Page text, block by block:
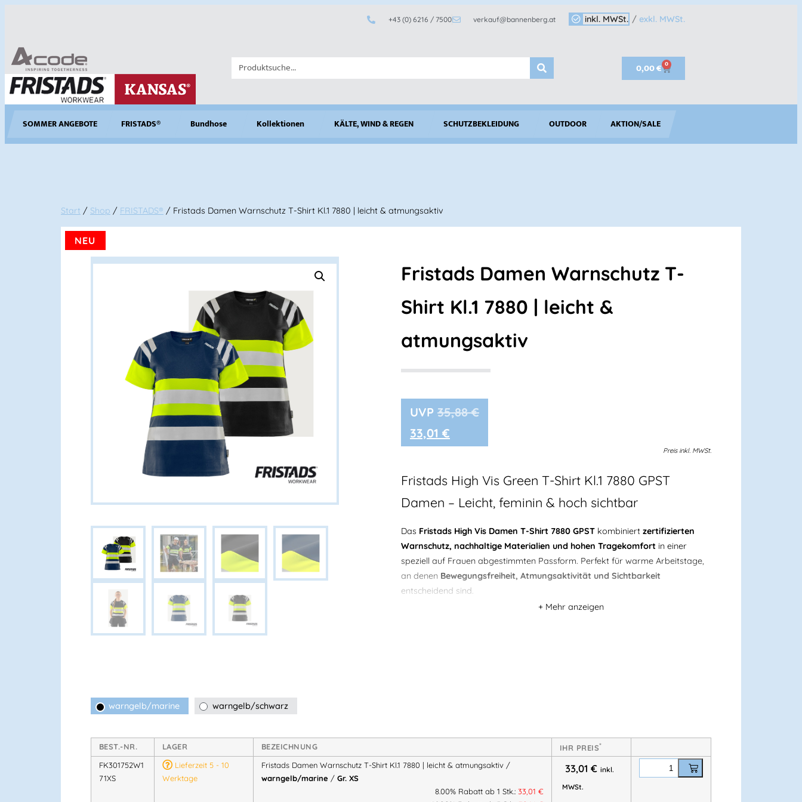
+43 (0) 6216 / 7500 verkauf@bannenberg.at inkl. MWSt. / exkl. MWSt.
0,00€ 0
SOMMER ANGEBOTE FRISTADS® Bundhose Kollektionen KÄLTE, WIND & REGEN SCHUTZBEKLEIDUNG OUTDOOR AKTION/SALE
Start / Shop / FRISTADS® / Fristads Damen Warnschutz T-Shirt Kl.1 7880 | leicht & atmungsaktiv
NEU
Fristads Damen Warnschutz T-
Shirt Kl.1 7880 | leicht &
atmungsaktiv
35,88€
33,01 €
Preis inkl. MWSt.
Fristads High Vis Green T-Shirt Kl.1 7880 GPST
Damen – Leicht, feminin & hoch sichtbar
Das Fristads High Vis Damen T-Shirt 7880 GPST kombiniert zertifizierten
Warnschutz, nachhaltige Materialien und hohen Tragekomfort in einer
speziell auf Frauen abgestimmten Passform. Perfekt für warme Arbeitstage,
an denen Bewegungsfreiheit, Atmungsaktivität und Sichtbarkeit
entscheidend sind.
Zertifizierter Warnschutz – Klasse 1
EN ISO 20471 Klasse 1 zertifiziert
BEST.-NR. LAGER BEZEICHNUNG IHR PREIS*
FK301752W1
71XS
Lieferzeit 5 - 10
Werktage
Fristads Damen Warnschutz T-Shirt Kl.1 7880 | leicht & atmungsaktiv /
warngelb/marine / Gr. XS
8.00% Rabatt ab 1 Stk.:33,01€
33,01 € inkl.
MWSt.
warngelb/marine warngelb/schwarz